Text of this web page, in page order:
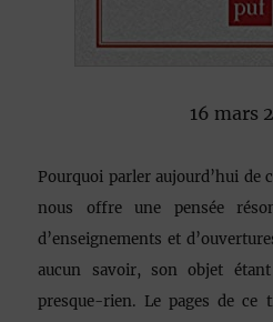
16 mars
Pourquoi parler aujourd’hui de
nous offre une pensée
d’enseignements et
aucun savoir, son objet
presque-rien. Le pages de ce